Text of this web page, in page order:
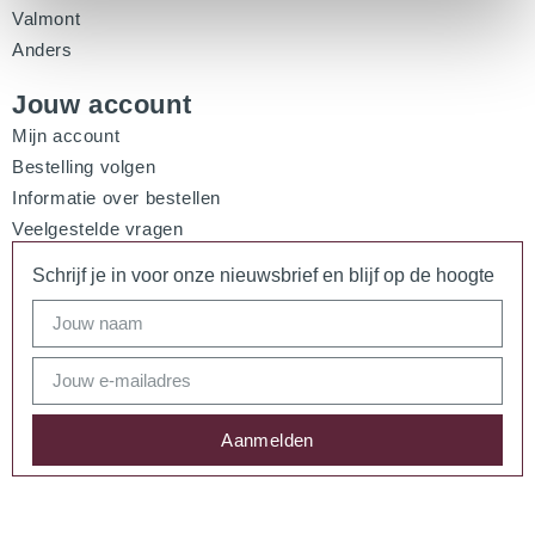
Valmont
Anders
Jouw account
Mijn account
Bestelling volgen
Informatie over bestellen
Veelgestelde vragen
Schrijf je in voor onze nieuwsbrief en blijf op de hoogte
Aanmelden